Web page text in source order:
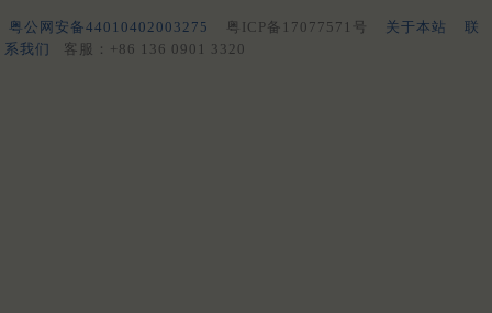
粤公网安备44010402003275 粤ICP备17077571号 关于本站
联
系我们
客服：+86 136 0901 3320